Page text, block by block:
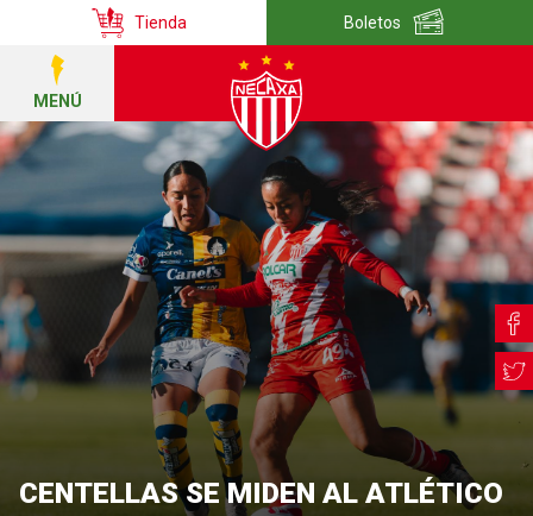
Tienda Boletos
MENÚ
CENTELLAS SE MIDEN AL ATLÉTICO